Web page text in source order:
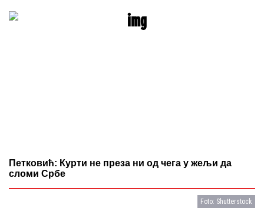
Петковић: Курти не преза ни од чега у жељи да
сломи Србе
Foto: Shutterstock